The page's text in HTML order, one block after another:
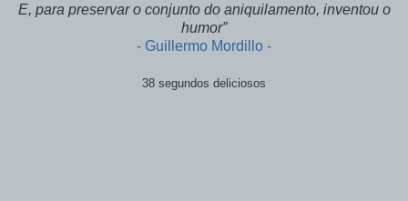
E, para preservar o conjunto do aniquilamento, inventou o
humor”
- Guillermo Mordillo -
38 segundos deliciosos